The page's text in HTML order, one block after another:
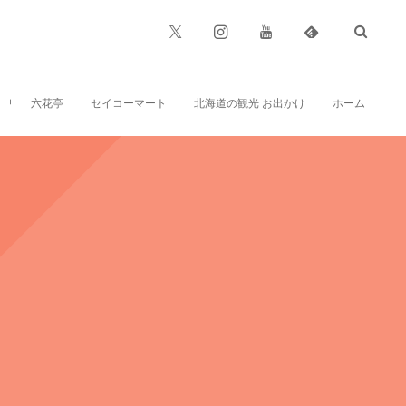
六花亭 セイコーマート 北海道の観光 お出かけ ホーム